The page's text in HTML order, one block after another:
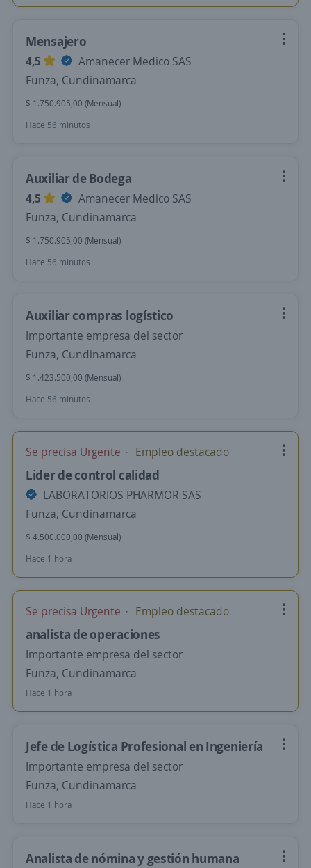
Mensajero
4,5
Amanecer Medico SAS
Funza, Cundinamarca
$ 1.750.905,00 (Mensual)
Hace 56 minutos
Auxiliar de Bodega
4,5
Amanecer Medico SAS
Funza, Cundinamarca
$ 1.750.905,00 (Mensual)
Hace 56 minutos
Auxiliar compras logístico
Importante empresa del sector
Funza, Cundinamarca
$ 1.423.500,00 (Mensual)
Hace 56 minutos
Se precisa Urgente Empleo destacado
Lider de control calidad
LABORATORIOS PHARMOR SAS
Funza, Cundinamarca
$ 4.500.000,00 (Mensual)
Hace 1 hora
Se precisa Urgente Empleo destacado
analista de operaciones
Importante empresa del sector
Funza, Cundinamarca
Hace 1 hora
Jefe de Logística Profesional en Ingeniería
Importante empresa del sector
Funza, Cundinamarca
Hace 1 hora
Analista de nómina y gestión humana